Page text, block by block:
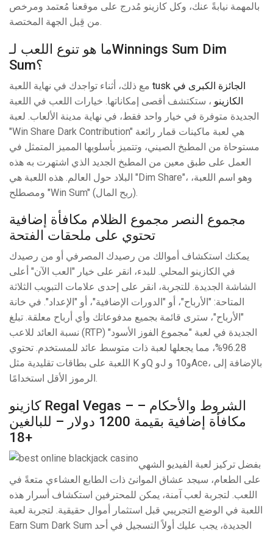
بالمهمة نيابةً عنك، وكل كازينو مُدرج على موقعنا مُعتمد ومرخص
من قِبل الجهة المختصة.
ما هو تنوع اللعب لـWinnings Sum Dim
Sum؟
tusk الجائزة الكبرى في
الكازينو ، ستكتشف أقصى إمكاناتها. خيارات اللعب في اللعبة
الجديدة متوفرة في خيار واحد فقط، في نهاية مدينة الألعاب. لعبة
"Win Share Dark Contribution" هي لعبة ماكينات قمار رائعة
مستوحاة من المطبخ الصيني، وتتميز بأسلوبها المميز المتمثل في
العمل على طبق معين من المطبخ الجديد الذي اشتهرت به هذه
البلاد حول العالم. هذه اللعبة هي "Dim Share"، وهو اسم اللعبة،
ومصطلح "Win Sum" (ربح المال).
مجموع النصر مجموع الظلام مكافأة إضافية
تحتوي على ملحقات الفتحة
يمكنك استكشاف أموالك من رصيدك المصرفي أو من رصيدك
في الكازينو المحلي. للبدء، انقر على خيار "العب الآن" أعلى
الشاشة الجديدة. للتجربة، انقر على إحدى علامات التبويب الثلاثة
المتاحة: "الأرباح"، أو "الدورات الإضافية"، أو "الإعداد". في خانة
"الأرباح"، سترى قائمة بجميع مدفوعاتك وأي أرباح معلقة. تبلغ
نسبة العائد للاعب (RTP) الجديدة في لعبة "مجموع الفوز الأسود"
96.28%، مما يجعلها لعبة ذات متوسط ​​عائد للمستخدم. تحتوي
اللعبة على بطاقات تقليدية مثل K وQ وJ و10 وAce، بالإضافة إلى
الرموز الأقل استخدامًا.
كازينو Regal Vegas – الشروط والأحكام –
مكافأة إضافية بقيمة 1200 دولار – للبالغين
18+
بفضل تركيز لعبة الفيديو الشهي
على الطعام، سيجد عشاق الموانئ ذات الطابع العشاءي متعةً في
اللعب. لتجربة لعب آمنة، يمكن للمحترفين استكشاف أسرار هذه
اللعبة في الوضع التجريبي قبل استثمار أموال حقيقية. لتجربة لعبة
Earn Sum Dark Sum الجديدة، يجب عليك أولاً التسجيل في أحد